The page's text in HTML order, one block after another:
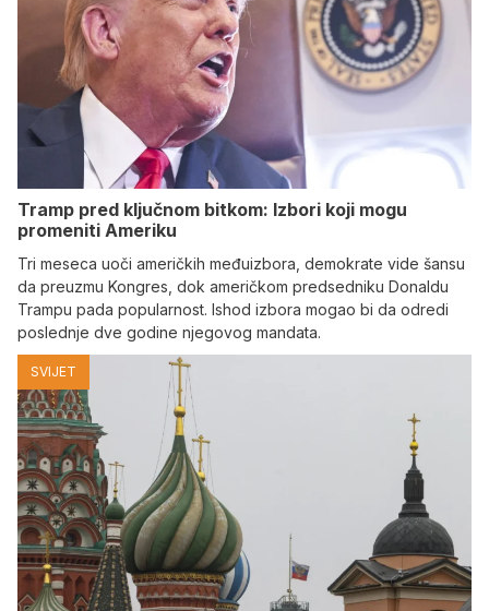
Tramp pred ključnom bitkom: Izbori koji mogu
promeniti Ameriku
Tri meseca uoči američkih međuizbora, demokrate vide šansu
da preuzmu Kongres, dok američkom predsedniku Donaldu
Trampu pada popularnost. Ishod izbora mogao bi da odredi
poslednje dve godine njegovog mandata.
SVIJET